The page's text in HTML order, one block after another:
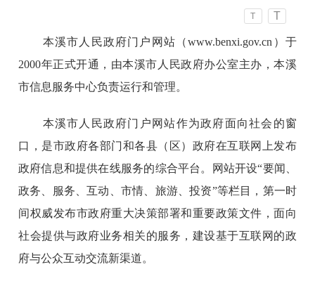
T T
本溪市人民政府门户网站（www.benxi.gov.cn）于
2000年正式开通，由本溪市人民政府办公室主办，本溪
市信息服务中心负责运行和管理。
本溪市人民政府门户网站作为政府面向社会的窗
口，是市政府各部门和各县（区）政府在互联网上发布
政府信息和提供在线服务的综合平台。网站开设“要闻、
政务、服务、互动、市情、旅游、投资”等栏目，第一时
间权威发布市政府重大决策部署和重要政策文件，面向
社会提供与政府业务相关的服务，建设基于互联网的政
府与公众互动交流新渠道。